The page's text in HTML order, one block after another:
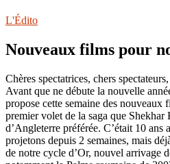
L'Édito
Nouveaux films pour
Chères spectatrices, chers spectateurs,
Avant que ne débute la nouvelle
propose cette semaine des nouveaux
premier volet de la saga que Shekhar
d’Angleterre préférée. C’était 10 ans
projetons depuis 2 semaines, mais
de notre cycle d’Or, nouvel arrivage